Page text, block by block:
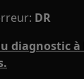
DR
diagnostic